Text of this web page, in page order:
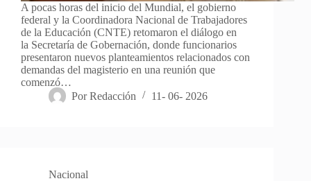
A pocas horas del inicio del Mundial, el gobierno
federal y la Coordinadora Nacional de Trabajadores
de la Educación (CNTE) retomaron el diálogo en
la Secretaría de Gobernación, donde funcionarios
presentaron nuevos planteamientos relacionados con
demandas del magisterio en una reunión que
comenzó…
Por Redacción 11- 06- 2026
Nacional